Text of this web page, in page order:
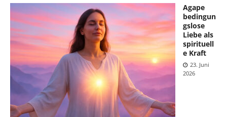
Agape
bedingun
gslose
Liebe als
spirituell
e Kraft
23. Juni
2026